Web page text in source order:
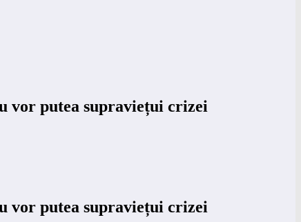
vor putea supraviețui crizei
vor putea supraviețui crizei